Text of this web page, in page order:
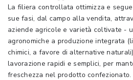
La filiera controllata ottimizza e
sue fasi, dal campo alla vendita,
aziende agricole e varietà coltivate -
agronomiche a produzione integrata
chimici, a favore di alternative
lavorazione rapidi e semplici, per
freschezza nel prodotto confezionato.